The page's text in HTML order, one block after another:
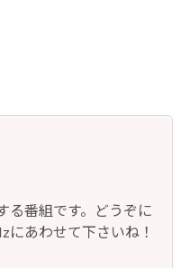
る番組です。どうぞに
あわせて下さいね！